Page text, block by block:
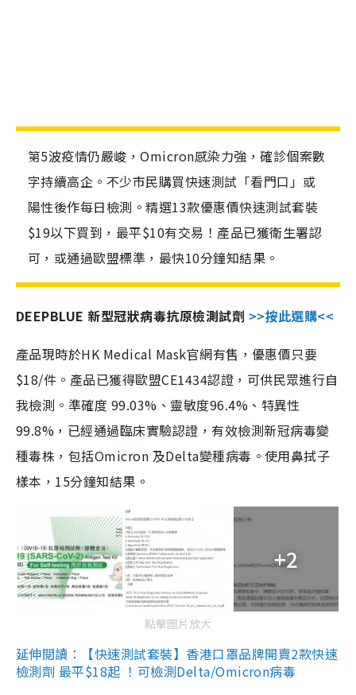
第5波疫情仍嚴峻，Omicron感染力強，確診個案數
字持續高企。不少市民購買快速測試「看門口」或
陽性後作每日檢測。精選13款優惠價快速測試套裝
$19以下買到，最平$10有交易！產品已獲衛生署認
可，或通過歐盟標準，最快10分鐘知結果。
DEEPBLUE 新型冠狀病毒抗原檢測試劑 >>按此選購<<
產品現時於HK Medical Mask官網有售，優惠價只要
$18/件。產品已獲得歐盟CE1434認證，可供民眾進行自
我檢測。準確度 99.03%、靈敏度96.4%、特異性
99.8%，已經通過臨床實驗認證，有效檢測新冠病毒變
種毒株，包括Omicron 及Delta變種病毒。使用鼻拭子
樣本，15分鐘知結果。
+2
點擊圖片放大
延伸閱讀：【快速測試套裝】香港口罩品牌開賣2款快速
檢測劑 最平$18起 ！可檢測Delta/Omicron病毒